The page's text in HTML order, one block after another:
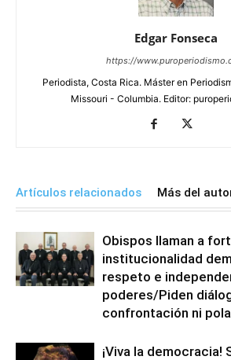
Edgar Fonseca
https://
Periodista, Costa Rica. Máster en
Missouri - Columbia. Editor:
Artículos relacionados Más del
Obispos llaman a
institucionalidad
respeto e
poderes/Piden
confrontación ni
¡Viva la democracia!